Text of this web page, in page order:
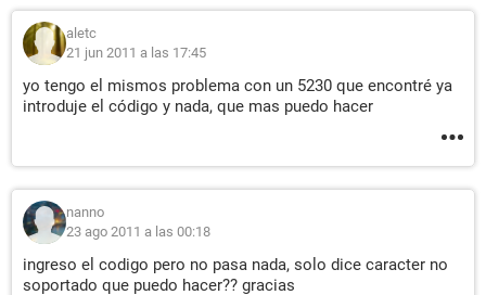
aletc
21 jun 2011 a las 17:45
yo tengo el mismos problema con un 5230 que encontré ya
introduje el código y nada, que mas puedo hacer
nanno
23 ago 2011 a las 00:18
ingreso el codigo pero no pasa nada, solo dice caracter no
soportado que puedo hacer?? gracias